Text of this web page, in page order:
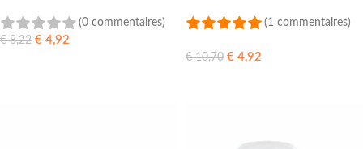
(0 commentaires)
€8,22 € 4,92
(1 commentaires)
€10,70 € 4,92